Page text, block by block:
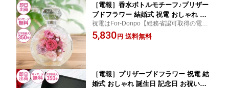
［電報］香水ボトルモチーフ♪プリザー
ブドフラワー 結婚式 祝電 おしゃれ 誕
生日 結婚祝い ギフト 花 お祝い電報 誕
生日 就任 昇進 受章 卒業【プリザーブ
祝電はFor-Donpo【総務省認可取得の電報
サービス】【送料無料】結婚式 電報 おしゃ
れ 定番 花 プリザーブドフラワー ギフト プ
5,830 円 送料無料
［電報］プリザーブドフラワー 祝電 結
婚式 おしゃれ 誕生日 記念日 お祝い電